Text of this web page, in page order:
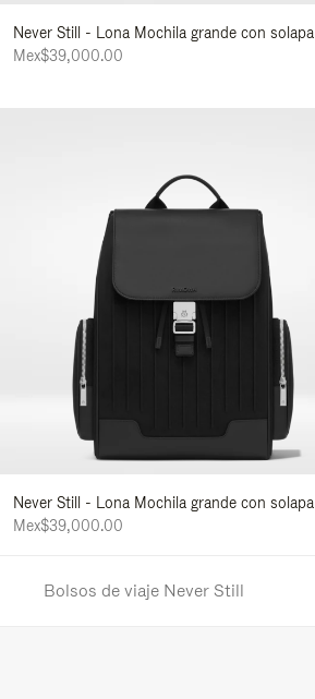
Never Still - Lona Mochila grande con solapa
Mex$39,000.00
Never Still - Lona Mochila grande con solapa
Mex$39,000.00
Bolsos de viaje Never Still